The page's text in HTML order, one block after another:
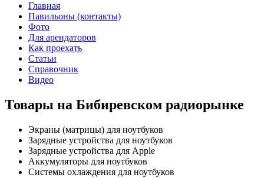
Главная
Павильоны (контакты)
Фото
Для арендаторов
Как проехать
Статьи
Справочник
Видео
Товары на Бибиревском радиорынке
Экраны (матрицы) для ноутбуков
Зарядные устройства для ноутбуков
Зарядные устройства для Apple
Аккумуляторы для ноутбуков
Системы охлаждения для ноутбуков